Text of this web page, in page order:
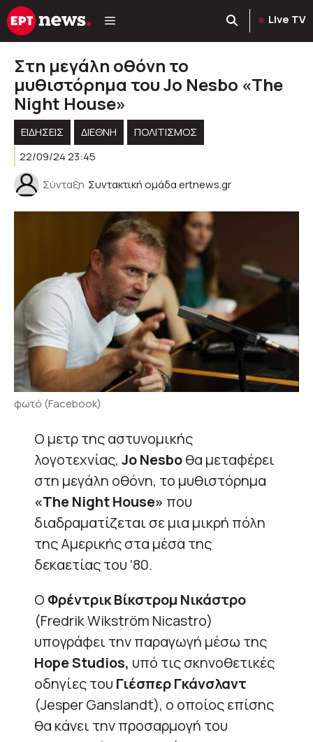
Μετάβαση
σε
Live TV
Στη μεγάλη οθόνη το
μυθιστόρημα του Jo Nesbo «The
Night House»
ΕΙΔΗΣΕΙΣ ΔΙΕΘΝΗ
ΠΟΛΙΤΙΣΜΟΣ
22/09/24 23:45
Σύνταξη Συντακτική ομάδα ertnews.gr
φωτό (Facebook)
Ο μετρ της αστυνομικής
λογοτεχνίας, Jo Nesboθα μεταφέρει
στη μεγάλη οθόνη, το μυθιστόρημα
«The Night House» που
διαδραματίζεται σε μια μικρή πόλη
της Αμερικής στα μέσα της
δεκαετίας του ’80.
Ο Φρέντρικ Βίκστρομ Νικάστρο
(Fredrik Wikström Nicastro)
υπογράφει την παραγωγή μέσω της
Hope Studios, υπό τις σκηνοθετικές
οδηγίες του Γιέσπερ Γκάνσλαντ
(Jesper Ganslandt), ο οποίος επίσης
θα κάνει την προσαρμογή του